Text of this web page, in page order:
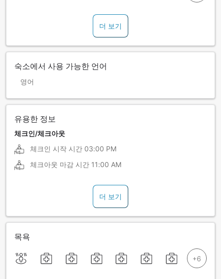
더 보기
숙소에서 사용 가능한 언어
영어
유용한 정보
체크인/체크아웃
체크인 시작 시간 03:00 PM
체크아웃 마감 시간 11:00 AM
더 보기
목욕